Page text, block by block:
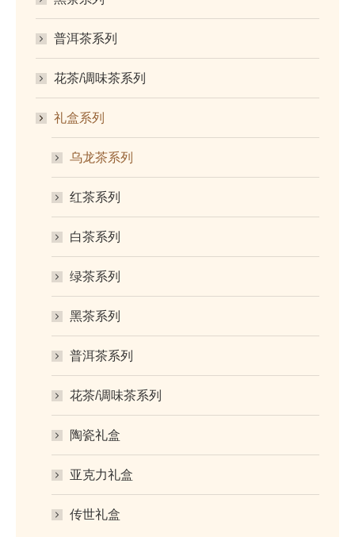
普洱茶系列
花茶/调味茶系列
礼盒系列
乌龙茶系列
红茶系列
白茶系列
绿茶系列
黑茶系列
普洱茶系列
花茶/调味茶系列
陶瓷礼盒
亚克力礼盒
传世礼盒